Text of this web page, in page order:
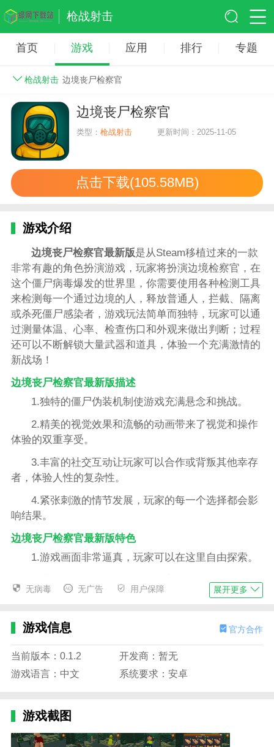
枪战射击
首页 游戏 应用 排行 专题
枪战射击 边境丧尸检察官
边境丧尸检察官
类型：枪战射击 更新时间：2025-11-05
点击下载(105.58MB)
游戏介绍
边境丧尸检察官最新版是从Steam移植过来的一款
非常有趣的角色扮演游戏，玩家将扮演边境检察官，在
这个僵尸病毒爆发的世界里，你需要使用各种检测工具
来检测每一个通过边境的人，释放普通人，拦截、隔离
或杀死僵尸感染者，游戏玩法简单而独特，玩家可以通
过测量体温、心率、检查伤口和外观来做出判断；过程
还可以不断解锁大量武器和道具，体验一个充满激情的
新战场！
边境丧尸检察官最新版描述
1.独特的僵尸伪装机制使游戏充满悬念和挑战。
2.精美的视觉效果和流畅的动画带来了视觉和操作
体验的双重享受。
3.丰富的社交互动让玩家可以合作或背叛其他幸存
者，体验人性的复杂性。
4.紧张刺激的情节发展，玩家的每一个选择都会影
响结果。
边境丧尸检察官最新版特色
1.游戏画面非常逼真，玩家可以在这里自由探索。
2.这里将有各种游戏选项供玩家尝试和体验。
冒险。
5.玩家可以在这里自由驾驶各种车辆，感觉很棒。
1.有许多令人兴奋的故事情节供玩家在游戏中挑战
和享受。
无病毒 无广告 用户保障 展开更多
游戏信息 官方合作
当前版本：0.1.2
开发商：暂无
游戏语言：中文
系统要求：安卓
游戏截图